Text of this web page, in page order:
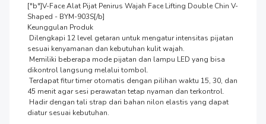
["b"]V-Face Alat Pijat Penirus Wajah Face Lifting Double Chin V-
Shaped - BYM-903S[/b]
Keunggulan Produk
sesuai kenyamanan dan kebutuhan kulit wajah.
dikontrol langsung melalui tombol.
45 menit agar sesi perawatan tetap nyaman dan terkontrol.
diatur sesuai kebutuhan.